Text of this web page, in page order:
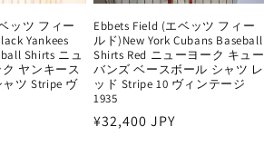
ッツ フィー
Yankees
Shirts ニュ
ヤンキース
ツ Stripe ヴ
Ebbets Field (エベッツ フィー
ルド)New York Cubans Baseball
Shirts Red ニューヨーク キュー
バンズ ベースボール シャツ レ
ッド Stripe 10 ヴィンテージ
1935
通
¥32,400 JPY